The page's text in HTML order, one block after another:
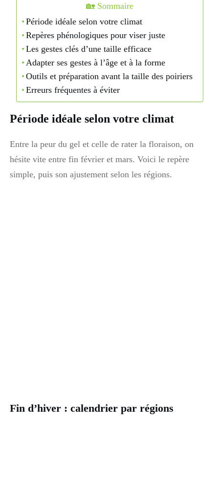
🏡 Sommaire
Période idéale selon votre climat
Repères phénologiques pour viser juste
Les gestes clés d’une taille efficace
Adapter ses gestes à l’âge et à la forme
Outils et préparation avant la taille des poiriers
Erreurs fréquentes à éviter
Période idéale selon votre climat
Entre la peur du gel et celle de rater la floraison, on
hésite vite entre fin février et mars. Voici le repère
simple, puis son ajustement selon les régions.
Fin d’hiver : calendrier par régions